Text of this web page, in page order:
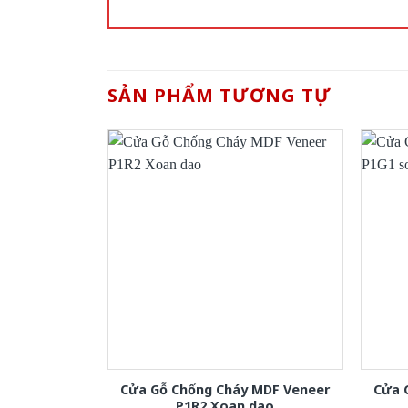
SẢN PHẨM TƯƠNG TỰ
Cửa Gỗ Chống Cháy MDF Veneer
Cửa